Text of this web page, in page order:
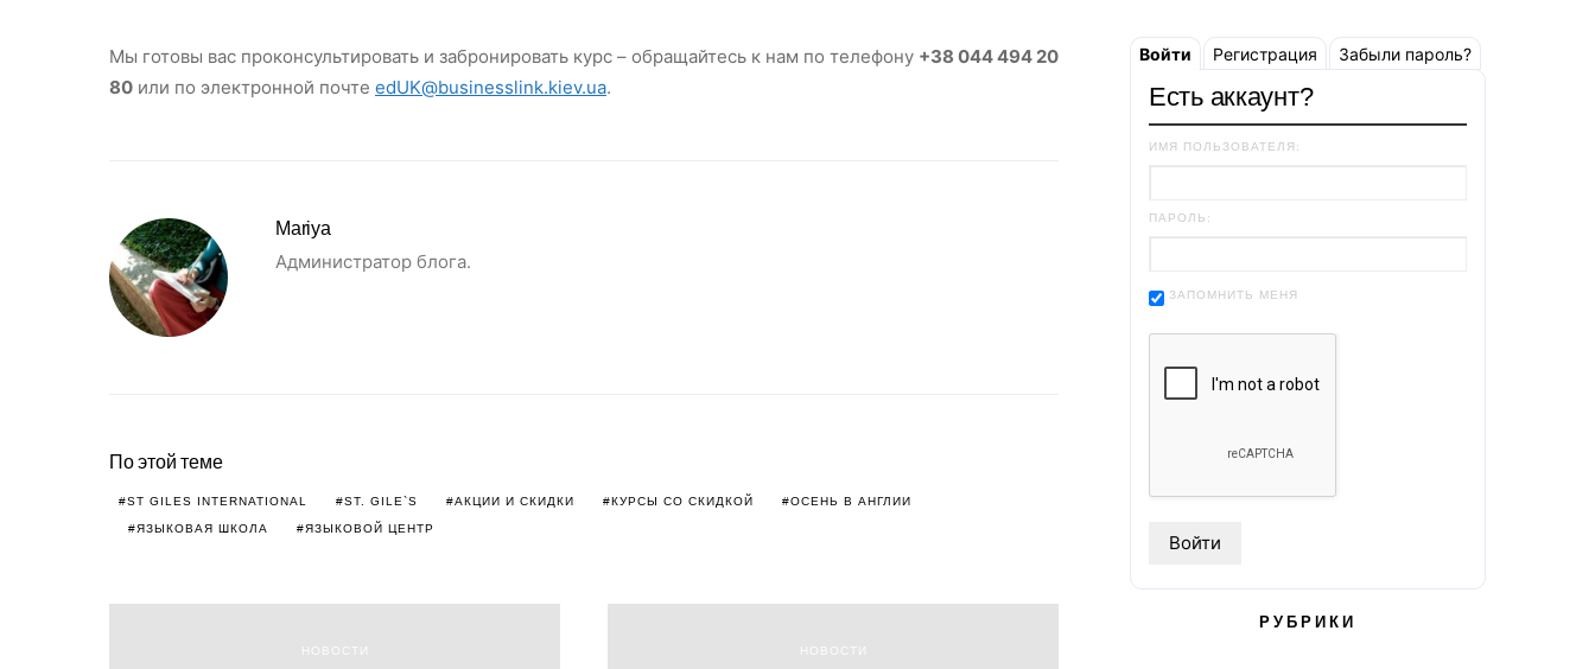
Мы готовы вас проконсультировать и забронировать курс – обращайтесь к нам по телефону +38 044 494 20
80 или по электронной почте edUK@businesslink.kiev.ua.
Mariya
Администратор блога.
По этой теме
ST GILES INTERNATIONAL ST. GILE`S АКЦИИ И СКИДКИ КУРСЫ СО СКИДКОЙ ОСЕНЬ В АНГЛИИ
ЯЗЫКОВАЯ ШКОЛА ЯЗЫКОВОЙ ЦЕНТР
НОВОСТИ НОВОСТИ
Войти Регистрация Забыли пароль?
Есть аккаунт?
ИМЯ ПОЛЬЗОВАТЕЛЯ:
ПАРОЛЬ:
ЗАПОМНИТЬ МЕНЯ
РУБРИКИ